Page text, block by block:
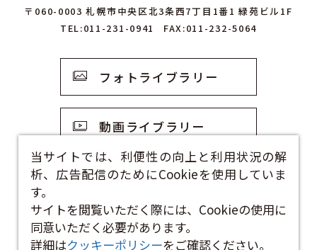
〒060-0003 札幌市中央区北3条西7丁目1番1 緑苑ビル1F
TEL:011-231-0941
FAX:011-232-5064
フォトライブラリー
動画ライブラリー
観光資料
お問い合わせフォーム
当サイトでは、利便性の向上と利用状況の解
析、広告配信のためにCookieを使用していま
す。
サイトを閲覧いただく際には、Cookieの使用に
同意いただく必要があります。
詳細はクッキーポリシーをご確認ください。